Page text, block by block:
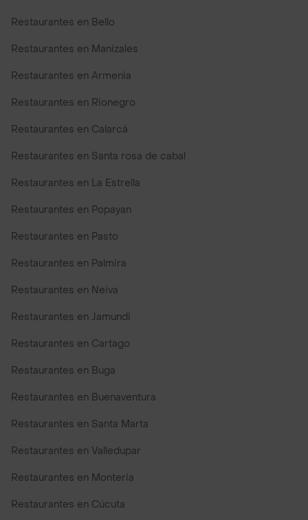
Restaurantes en Bello
Restaurantes en Manizales
Restaurantes en Armenia
Restaurantes en Rionegro
Restaurantes en Calarcá
Restaurantes en Santa rosa de cabal
Restaurantes en La Estrella
Restaurantes en Popayan
Restaurantes en Pasto
Restaurantes en Palmira
Restaurantes en Neiva
Restaurantes en Jamundi
Restaurantes en Cartago
Restaurantes en Buga
Restaurantes en Buenaventura
Restaurantes en Santa Marta
Restaurantes en Valledupar
Restaurantes en Monteria
Restaurantes en Cúcuta